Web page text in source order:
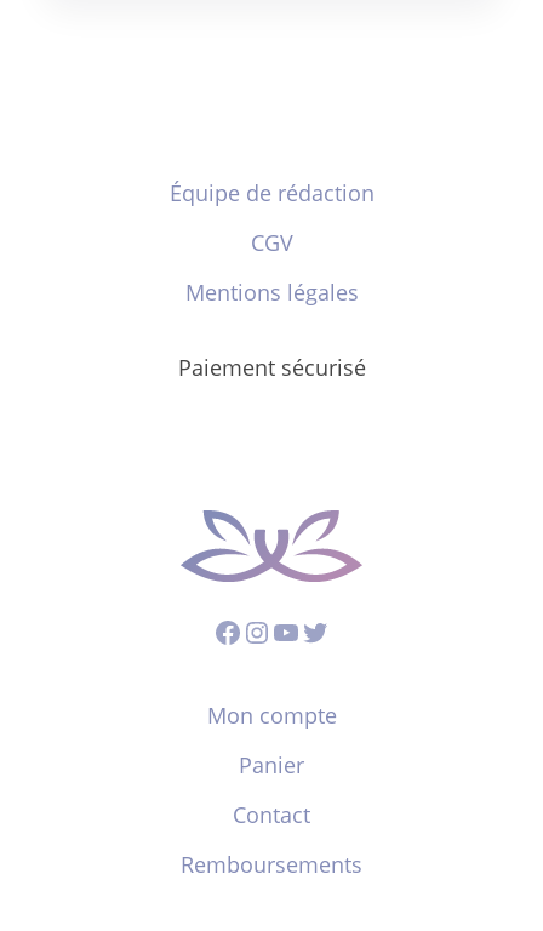
Équipe de rédaction
CGV
Mentions légales
Paiement sécurisé
Facebook
Instagram
YouTube
Twitter
Mon compte
Panier
Contact
Remboursements